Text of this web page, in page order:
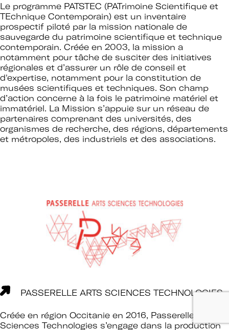
Le programme PATSTEC (PATrimoine Scientifique et
TEchnique Contemporain) est un inventaire
prospectif piloté par la mission nationale de
sauvegarde du patrimoine scientifique et technique
contemporain. Créée en 2003, la mission a
notamment pour tâche de susciter des initiatives
régionales et d’assurer un rôle de conseil et
d'expertise, notamment pour la constitution de
musées scientifiques et techniques. Son champ
d’action concerne à la fois le patrimoine matériel et
immatériel. La Mission s’appuie sur un réseau de
partenaires comprenant des universités, des
organismes de recherche, des régions, départements
et métropoles, des industriels et des associations.
PASSERELLE ARTS SCIENCES TECHNOLOGIES
Créée en région Occitanie en 2016, Passerelle Arts
Sciences Technologies s’engage dans la production